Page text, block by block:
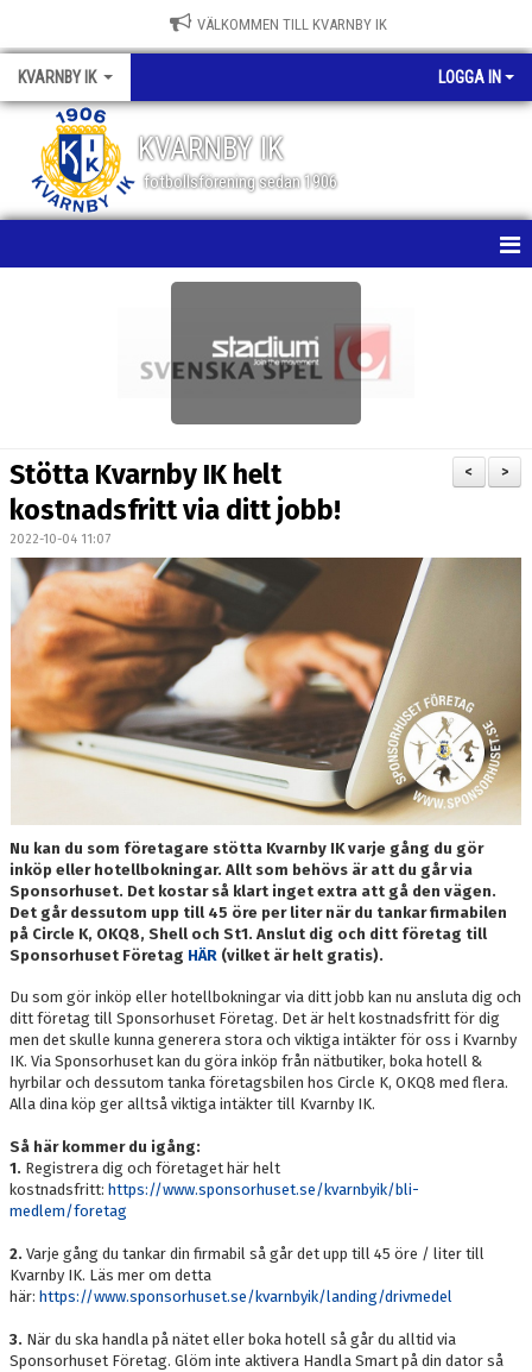
VÄLKOMMEN TILL KVARNBY IK
KVARNBY IK LOGGA IN
KVARNBY IK
fotbollsförening sedan 1906
BILDGALLERI
MEDLEMSKAP
LEDARE
KONTAKT
>
<
Stötta Kvarnby IK helt
kostnadsfritt via ditt jobb!
2022-10-04 11:07
Nu kan du som företagare stötta Kvarnby IK varje gång du gör
inköp eller hotellbokningar. Allt som behövs är att du går via
Sponsorhuset. Det kostar så klart inget extra att gå den vägen.
Det går dessutom upp till 45 öre per liter när du tankar firmabilen
på Circle K, OKQ8, Shell och St1. Anslut dig och ditt företag till
Sponsorhuset Företag HÄR (vilket är helt gratis).
Du som gör inköp eller hotellbokningar via ditt jobb kan nu ansluta dig och
ditt företag till Sponsorhuset Företag. Det är helt kostnadsfritt för dig
men det skulle kunna generera stora och viktiga intäkter för oss i Kvarnby
IK. Via Sponsorhuset kan du göra inköp från nätbutiker, boka hotell &
hyrbilar och dessutom tanka företagsbilen hos Circle K, OKQ8 med flera.
Alla dina köp ger alltså viktiga intäkter till Kvarnby IK.
Så här kommer du igång:
1. Registrera dig och företaget här helt
kostnadsfritt: https://www.sponsorhuset.se/kvarnbyik/bli-
medlem/foretag
2. Varje gång du tankar din firmabil så går det upp till 45 öre / liter till
Kvarnby IK. Läs mer om detta
här: https://www.sponsorhuset.se/kvarnbyik/landing/drivmedel
3. När du ska handla på nätet eller boka hotell så går du alltid via
Sponsorhuset Företag. Glöm inte aktivera Handla Smart på din dator så